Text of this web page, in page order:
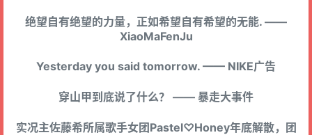
绝望自有绝望的力量，正如希望自有希望的无能. ——
XiaoMaFenJu
Yesterday you said tomorrow. —— NIKE广告
穿山甲到底说了什么？ —— 暴走大事件
实况主佐藤希所属歌手女团Pastel♡Honey年底解散，团